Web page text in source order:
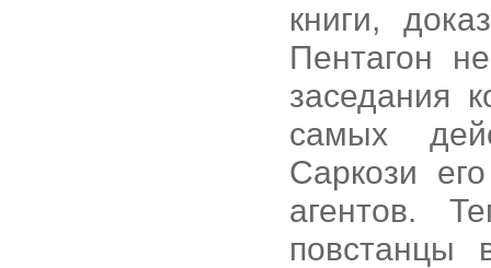
книги,
Пентагон
заседания
самых
Саркози
агентов.